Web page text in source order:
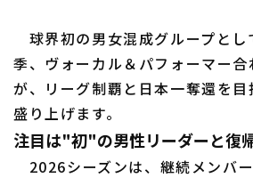
千葉ロッテマリーンズ
オリックス・バファローズ
福岡ソフトバンクホークス
球界初の男女混成グループとし
季、ヴォーカル＆パフォーマー
が、リーグ制覇と日本一奪還を目
盛り上げます。
注目は"初"の男性リーダーと復
2026シーズンは、継続メンバ